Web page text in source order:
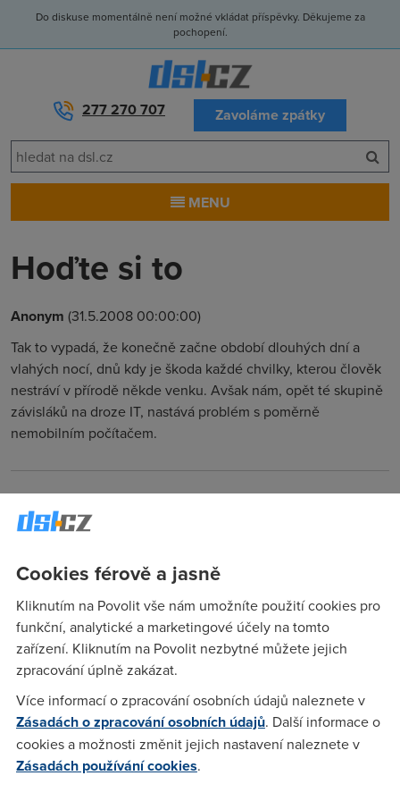
Do diskuse momentálně není možné vkládat příspěvky. Děkujeme za
pochopení.
277 270 707 Zavoláme zpátky
MENU
Hoďte si to
Anonym (31.5.2008 00:00:00)
Tak to vypadá, že konečně začne období dlouhých dní a
vlahých nocí, dnů kdy je škoda každé chvilky, kterou člověk
nestráví v přírodě někde venku. Avšak nám, opět té skupině
závisláků na droze IT, nastává problém s poměrně
nemobilním počítačem.
hele(31.5.2008 07:27:08)
Super, tenhle článek mě vážně moc pobavil. Díky
(31.5.2008 07:36:58)
To hazeni s reprakama, zvedani salovych pocitacu nebo beh
podle rychlosti internetoveho pripojeni - to me uplne dostalo
:-)
Anonym(31.5.2008 08:09:45)
LOL ... To jo , zvláš´t ta poslední disciplína- to bych byl
přeborníkem snad i já ...
Cookies férově a jasně
Kliknutím na Povolit vše nám umožníte použití cookies pro
funkční, analytické a marketingové účely na tomto
zařízení. Kliknutím na Povolit nezbytné můžete jejich
zpracování úplně zakázat.
Více informací o zpracování osobních údajů naleznete v
Zásadách o zpracování osobních údajů. Další informace o
cookies a možnosti změnit jejich nastavení naleznete v
Zásadách používání cookies.